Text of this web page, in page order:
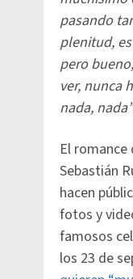
pasando
plenitud,
pero
ver, nunca
nada, nada”
El romance
Sebastián
hacen
fotos y
famosos
los 23 de